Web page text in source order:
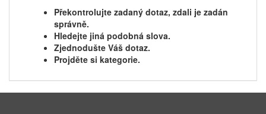
Překontrolujte zadaný dotaz, zdali je zadán
správně.
Hledejte jiná podobná slova.
Zjednodušte Váš dotaz.
Projděte si kategorie.